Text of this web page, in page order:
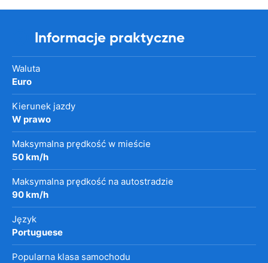
Informacje praktyczne
Waluta
Euro
Kierunek jazdy
W prawo
Maksymalna prędkość w mieście
50 km/h
Maksymalna prędkość na autostradzie
90 km/h
Język
Portuguese
Popularna klasa samochodu